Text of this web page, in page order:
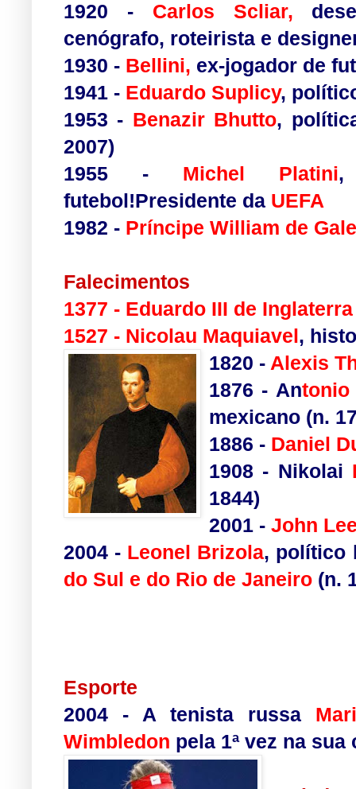
1920 - Carlos Scliar,
cenógrafo, roteirista e
1930 - Bellini, ex-jogador de
1941 - Eduardo Suplicy,
1953 - Benazir Bhutto,
2007)
1955 - Michel Platini,
futebol!Presidente da UEFA
1982 - Príncipe William de
Falecimentos
1377 - Eduardo III de Inglaterra
1527 - Nicolau Maquiavel,
1820 - Alexis
1876 - Antonio
mexicano (n.
1886 - Daniel
1908 - Nikolai
1844)
2001 - John
2004 - Leonel Brizola, político
do Sul e do Rio de Janeiro (n.
Esporte
2004 - A tenista russa
Wimbledon pela 1ª vez na sua